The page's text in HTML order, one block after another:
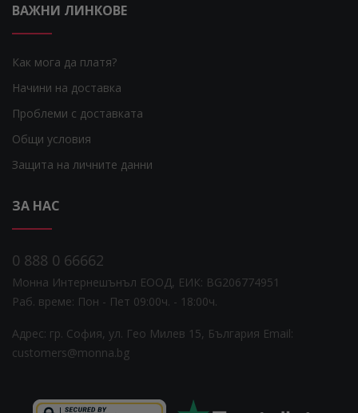
ВАЖНИ ЛИНКОВЕ
Как мога да платя?
Начини на доставка
Проблеми с доставката
Общи условия
Защита на личните данни
ЗА НАС
0 888 0 66662
Монна Интернешънъл ЕООД, ЕИК: BG206774951
Раб. време: Пoн - Пет 09:00ч. - 18:00ч.
Адрес: гр. София, ул. Гео Милев 15, България Email:
customers@monna.bg